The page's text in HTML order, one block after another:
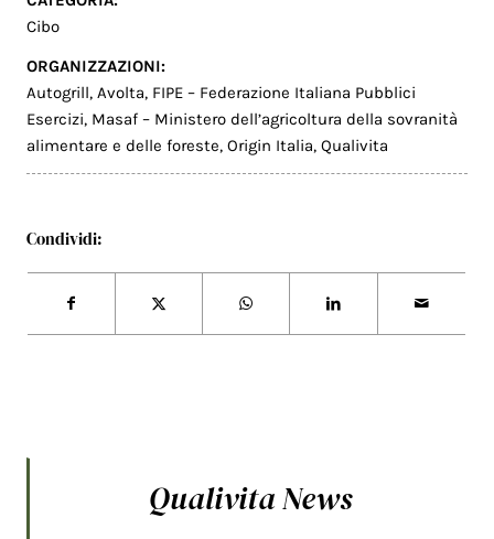
Cibo
ORGANIZZAZIONI:
Autogrill,Avolta, FIPE – Federazione Italiana Pubblici
Esercizi, Masaf – Ministero dell’agricoltura della sovranità
alimentare e delle foreste,Origin Italia,Qualivita
Condividi:
Qualivita News